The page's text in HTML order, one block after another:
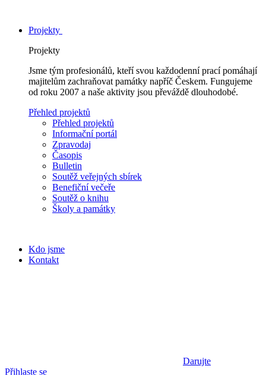
Projekty
Projekty
Jsme tým profesionálů, kteří svou každodenní prací pomáhají
majitelům zachraňovat památky napříč Českem. Fungujeme
od roku 2007 a naše aktivity jsou převáždě dlouhodobé.
Přehled projektů
Přehled projektů
Informační portál
Zpravodaj
Časopis
Bulletin
Soutěž veřejných sbírek
Benefiční večeře
Soutěž o knihu
Školy a památky
Kdo jsme
Kontakt
Darujte
Přihlaste se